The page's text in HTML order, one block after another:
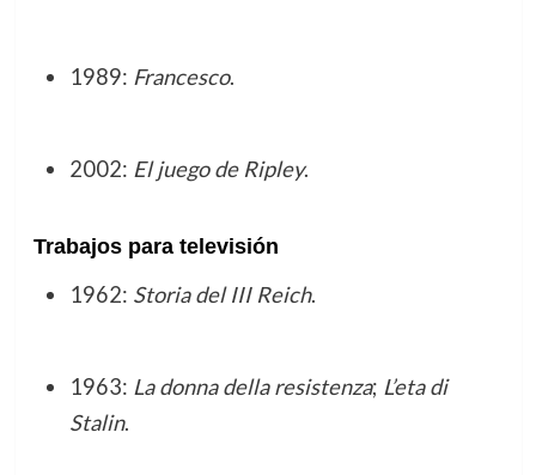
1989: Francesco.
2002: El juego de Ripley.
Trabajos para televisión
1962: Storia del III Reich.
1963: La donna della resistenza; L’eta di
Stalin.